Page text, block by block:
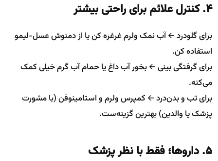
۴. کنترل علائم برای راحتی بیشتر
برای گلودرد 🡨 آب نمک ولرم غرغره کن یا از دمنوش عسل-لیمو
استفاده کن.
برای گرفتگی بینی 🡨 بخور آب داغ یا حمام آب گرم خیلی کمک
می‌کنه.
برای تب و بدن‌درد 🡨 کمپرس ولرم و استامینوفن (با مشورت
پزشک یا والدین) بهترین گزینه‌ست.
۵. داروها؛ فقط با نظر پزشک